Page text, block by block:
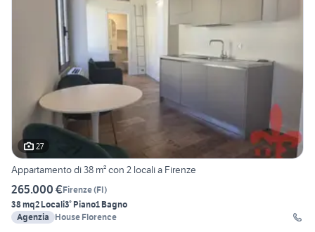
27
Appartamento di 38 m² con 2 locali a Firenze
265.000 €Firenze(FI)
38 mq2 Locali3° Piano1 Bagno
Agenzia
House Florence